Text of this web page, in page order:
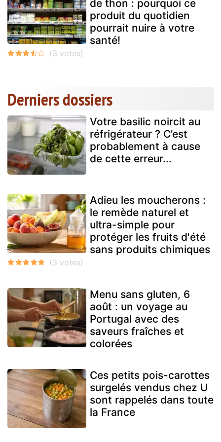
de thon : pourquoi ce
produit du quotidien
pourrait nuire à votre
santé!
Derniers dossiers
Votre basilic noircit au
réfrigérateur ? C’est
probablement à cause
de cette erreur...
Adieu les moucherons :
le remède naturel et
ultra-simple pour
protéger les fruits d'été
sans produits chimiques
Menu sans gluten, 6
août : un voyage au
Portugal avec des
saveurs fraîches et
colorées
Ces petits pois-carottes
surgelés vendus chez U
sont rappelés dans toute
la France